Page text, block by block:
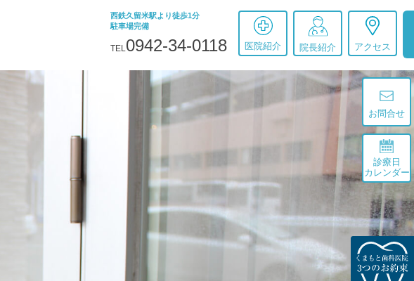
西鉄久留米駅より徒歩1分
駐車場完備
TEL0942-34-0118 医院紹介 院長紹介 アクセス
お問合せ
診療日
カレンダー